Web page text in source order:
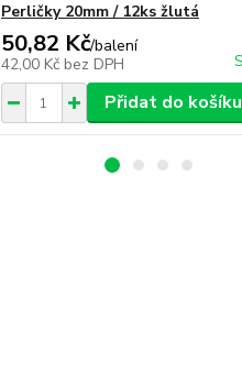
Perličky 20mm / 12ks žlutá
50,82 Kč/balení
42,00 Kč bez DPH
Přidat do košíku